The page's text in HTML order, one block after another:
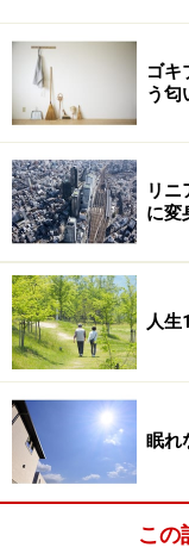
その結果、「今は
などと仕事になら
本当にお客さんの
と思っていいでし
ポイント3：
不動産取引でお客
と、取引の全体像
買う・売る・借り
テップを踏まなけ
安に感じてしまい
しても、後から
ゴキ
う匂
リ
に変
人生
眠れ
この